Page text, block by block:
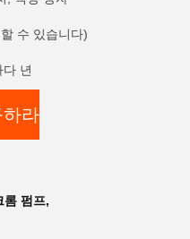
수 있습니다)
년
하라
롬 펌프,